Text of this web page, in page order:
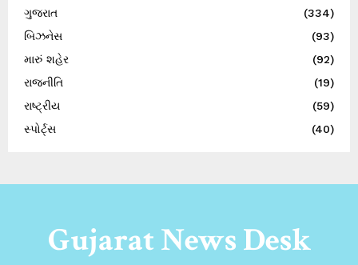
ગુજરાત
(334)
બિઝનેસ
(93)
મારું શહેર
(92)
રાજનીતિ
(19)
રાષ્ટ્રીય
(59)
સ્પોર્ટ્સ
(40)
Gujarat News Desk